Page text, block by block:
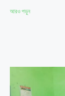
আরও পড়ুন